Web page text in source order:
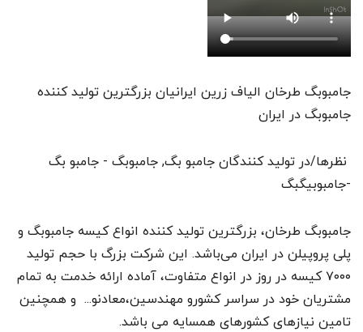
جامبوبگ طرخان الیاف زرین ایرانیان بزرگترین تولید کننده
جامبوبگ در ایران
نظرها/در تولید کنندگان جامبو بگ, جامبوبگ - جامبو بگ
-جامبوبیگبگ
جامبوبگ طرخان، بزرگترین تولید کننده انواع کیسه جامبوبگ و
پلی پروپیلن در ایران می‌باشد. این شرکت بزرگ با حجم تولید
۷۰۰۰ کیسه در روز در انواع متفاوت، آماده ارائه خدمت به تمام
مشتریان خود در سراسر کشورو مهندسین،معادنو... و همچنین
تامین نیازهای کشورهای همسایه می باشد.